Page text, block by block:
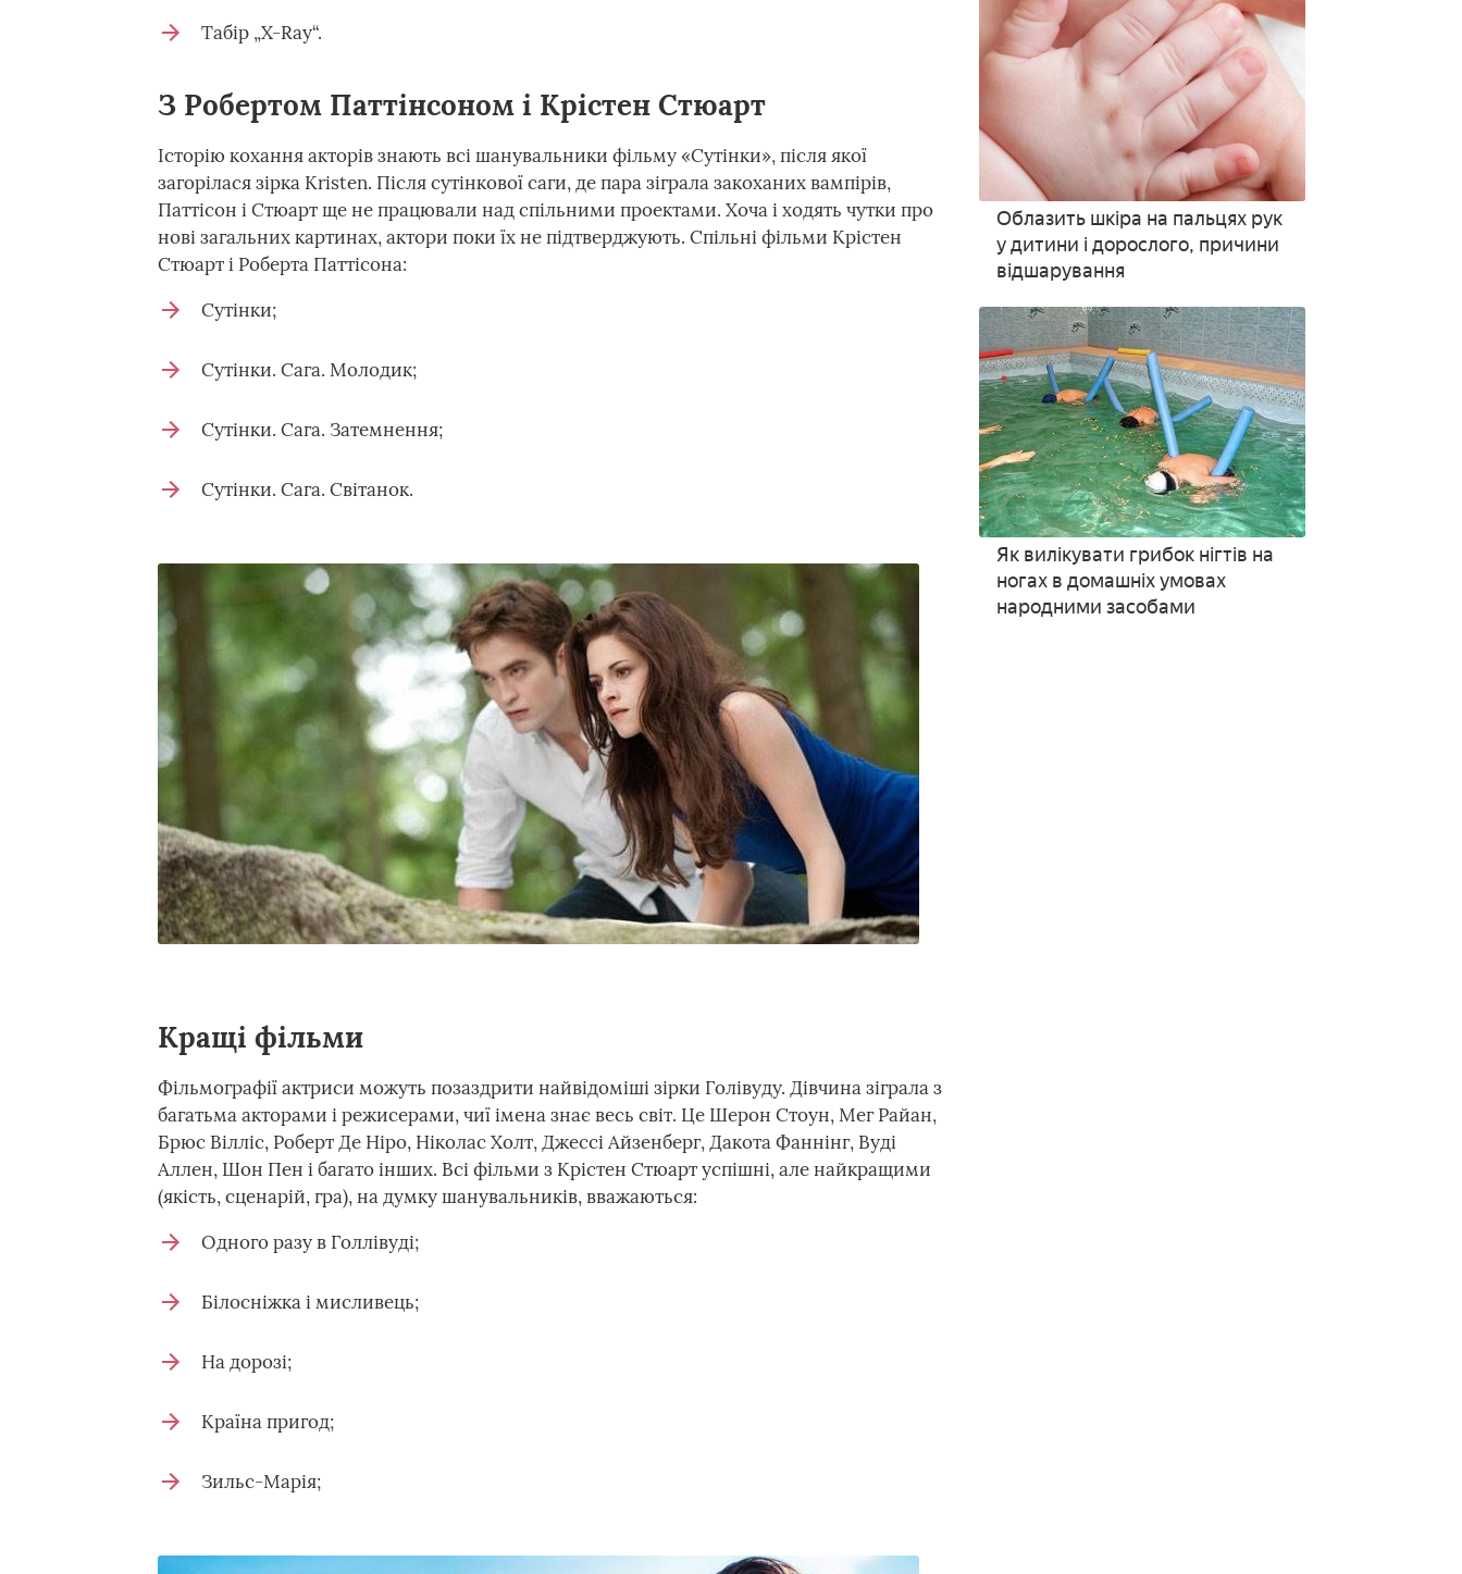
Табір „X-Ray“.
З Робертом Паттінсоном і Крістен Стюарт
Історію кохання акторів знають всі шанувальники фільму «Сутінки», після якої
загорілася зірка Kristen. Після сутінкової саги, де пара зіграла закоханих вампірів,
Паттісон і Стюарт ще не працювали над спільними проектами. Хоча і ходять чутки про
нові загальних картинах, актори поки їх не підтверджують. Спільні фільми Крістен
Стюарт і Роберта Паттісона:
Сутінки;
Сутінки. Сага. Молодик;
Сутінки. Сага. Затемнення;
Сутінки. Сага. Світанок.
Кращі фільми
Фільмографії актриси можуть позаздрити найвідоміші зірки Голівуду. Дівчина зіграла з
багатьма акторами і режисерами, чиї імена знає весь світ. Це Шерон Стоун, Мег Райан,
Брюс Вілліс, Роберт Де Ніро, Ніколас Холт, Джессі Айзенберг, Дакота Фаннінг, Вуді
Аллен, Шон Пен і багато інших. Всі фільми з Крістен Стюарт успішні, але найкращими
(якість, сценарій, гра), на думку шанувальників, вважаються:
Одного разу в Голлівуді;
Білосніжка і мисливець;
На дорозі;
Країна пригод;
Зильс-Марія;
Облазить шкіра на пальцях рук
у дитини і дорослого, причини
відшарування
Як вилікувати грибок нігтів на
ногах в домашніх умовах
народними засобами